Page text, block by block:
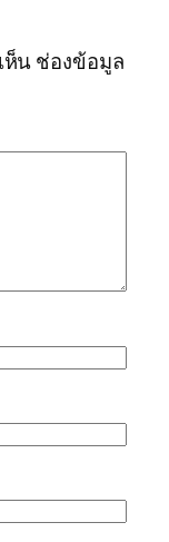
ห็น ช่องข้อมูล